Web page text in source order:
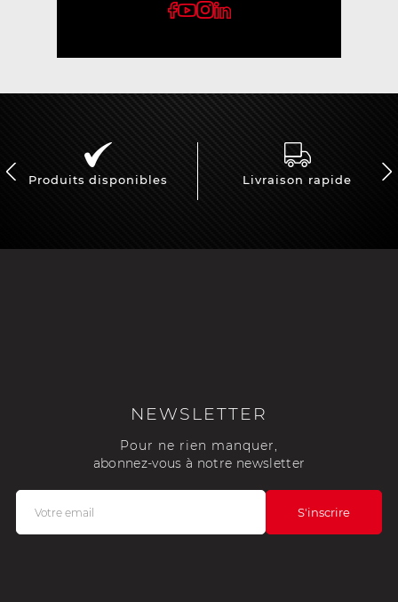
Produits disponibles Livraison rapide
NEWSLETTER
Pour ne rien manquer,
abonnez-vous à notre newsletter